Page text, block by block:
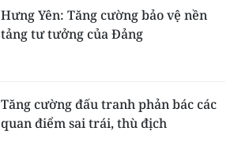
Hưng Yên: Tăng cường bảo vệ nền
tảng tư tưởng của Đảng
Tăng cường đấu tranh phản bác các
quan điểm sai trái, thù địch